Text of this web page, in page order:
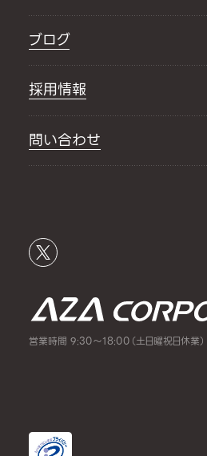
ブログ
採用情報
問い合わせ
営業時間 9:30～18:00（土日曜祝日休業）